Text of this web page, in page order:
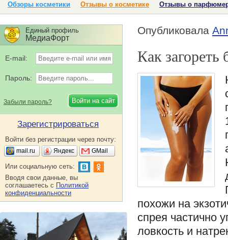
Обзоры косметики Отзывы о косметике Отзывы о
Опубликовала
Как загореть
похожи на
спрея частично
ловкость и
Единый профиль
МедиаФорт
E-mail:
Пароль:
Забыли пароль?
Зарегистрироваться
Войти без регистрации через почту:
mail.ru Яндекс GMail
Или социальную сеть:
Вводя свои данные, вы
соглашаетесь с Политикой
конфиденциальности